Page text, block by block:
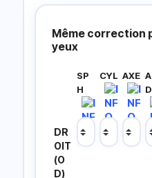
Prescripción
Même correction
yeux
SP
H
CYL AXE
D
DR
OIT
(O
D)